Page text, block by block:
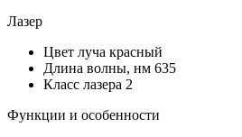
Лазер
Цвет луча красный
Длина волны, нм 635
Класс лазера 2
Функции и особенности